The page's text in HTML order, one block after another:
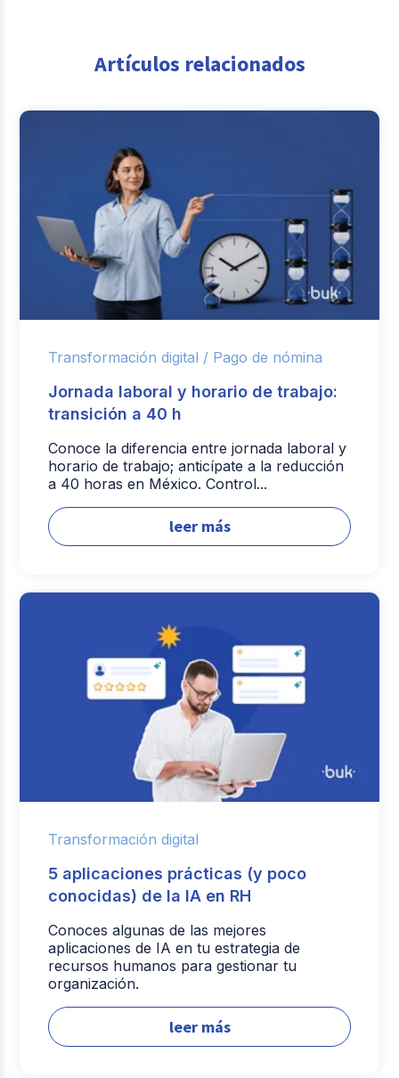
Artículos relacionados
Transformación digital / Pago de nómina
Jornada laboral y horario de trabajo:
transición a 40 h
Conoce la diferencia entre jornada laboral y
horario de trabajo; anticípate a la reducción
a 40 horas en México. Control...
leer más
Transformación digital
5 aplicaciones prácticas (y poco
conocidas) de la IA en RH
Conoces algunas de las mejores
aplicaciones de IA en tu estrategia de
recursos humanos para gestionar tu
organización.
leer más